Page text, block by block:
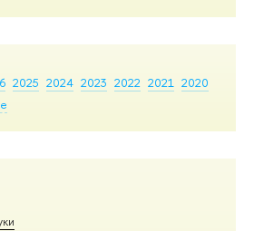
2025 2024 2023 2022 2021
2020